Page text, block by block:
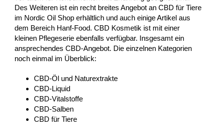
Des Weiteren ist ein recht breites Angebot an CBD für Tiere
im Nordic Oil Shop erhältlich und auch einige Artikel aus
dem Bereich Hanf-Food. CBD Kosmetik ist mit einer
kleinen Pflegeserie ebenfalls verfügbar. Insgesamt ein
ansprechendes CBD-Angebot. Die einzelnen Kategorien
noch einmal im Überblick:
CBD-Öl und Naturextrakte
CBD-Liquid
CBD-Vitalstoffe
CBD-Salben
CBD für Tiere